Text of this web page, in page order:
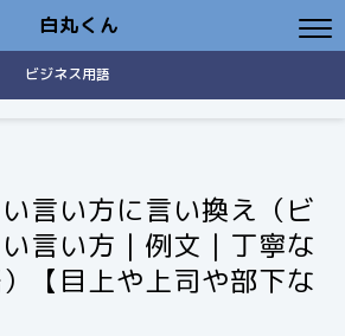
白丸くん
ビジネス用語
言い方に言い換え（ビ
言い方｜例文｜丁寧な
【目上や上司や部下な